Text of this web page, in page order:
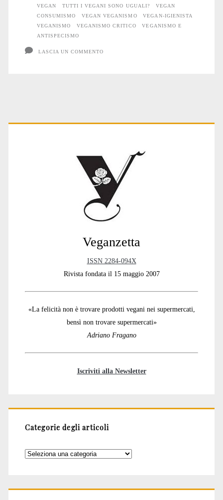
VEGAN
TUTTI I VEGANI SONO UGUALI?
VEGAN
CONSUMISMO
VEGAN VEGANISMO
VEGAN-IGIENISTA
VEGANISMO
VEGANISMO CRITICO
VEGANISMO E
ANTISPECISMO
LASCIA UN COMMENTO
Primary
Veganzetta
ISSN 2284-094X
Rivista fondata il 15 maggio 2007
«La felicità non è trovare prodotti vegani nei supermercati,
bensì non trovare supermercati»
Adriano Fragano
Iscriviti alla Newsletter
Categorie degli articoli
Categorie